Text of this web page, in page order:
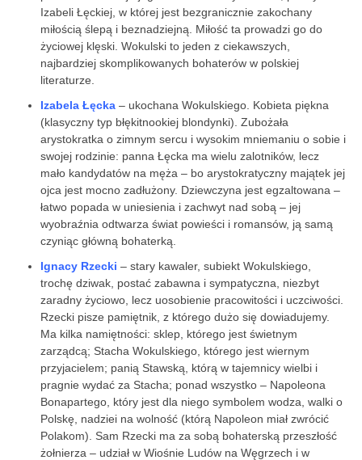
Izabeli Łęckiej, w której jest bezgranicznie zakochany
miłością ślepą i beznadziejną. Miłość ta prowadzi go do
życiowej klęski. Wokulski to jeden z ciekawszych,
najbardziej skomplikowanych bohaterów w polskiej
literaturze.
Izabela Łęcka – ukochana Wokulskiego. Kobieta piękna
(klasyczny typ błękitnookiej blondynki). Zubożała
arystokratka o zimnym sercu i wysokim mniemaniu o sobie i
swojej rodzinie: panna Łęcka ma wielu zalotników, lecz
mało kandydatów na męża – bo arystokratyczny majątek jej
ojca jest mocno zadłużony. Dziewczyna jest egzaltowana –
łatwo popada w uniesienia i zachwyt nad sobą – jej
wyobraźnia odtwarza świat powieści i romansów, ją samą
czyniąc główną bohaterką.
Ignacy Rzecki – stary kawaler, subiekt Wokulskiego,
trochę dziwak, postać zabawna i sympatyczna, niezbyt
zaradny życiowo, lecz uosobienie pracowitości i uczciwości.
Rzecki pisze pamiętnik, z którego dużo się dowiadujemy.
Ma kilka namiętności: sklep, którego jest świetnym
zarządcą; Stacha Wokulskiego, którego jest wiernym
przyjacielem; panią Stawską, którą w tajemnicy wielbi i
pragnie wydać za Stacha; ponad wszystko – Napoleona
Bonapartego, który jest dla niego symbolem wodza, walki o
Polskę, nadziei na wolność (którą Napoleon miał zwrócić
Polakom). Sam Rzecki ma za sobą bohaterską przeszłość
żołnierza – udział w Wiośnie Ludów na Węgrzech i w